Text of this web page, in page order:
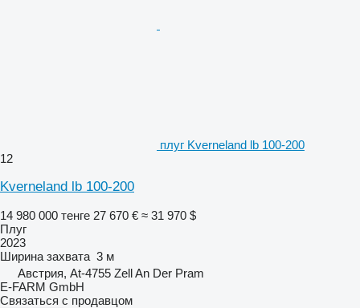
плуг Kverneland lb 100-200
12
Kverneland lb 100-200
14 980 000 тенге 27 670 € ≈ 31 970 $
Плуг
2023
Ширина захвата 3 м
Австрия, At-4755 Zell An Der Pram
E-FARM GmbH
Связаться с продавцом